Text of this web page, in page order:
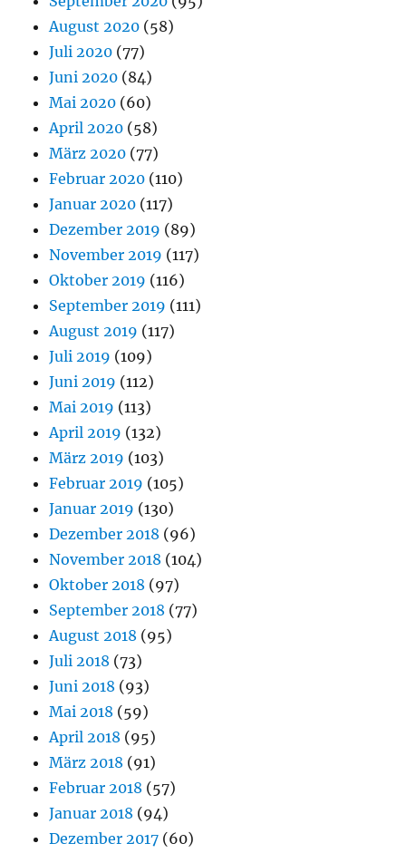
August 2020 (58)
Juli 2020 (77)
Juni 2020 (84)
Mai 2020 (60)
April 2020 (58)
März 2020 (77)
Februar 2020 (110)
Januar 2020 (117)
Dezember 2019 (89)
November 2019 (117)
Oktober 2019 (116)
September 2019 (111)
August 2019 (117)
Juli 2019 (109)
Juni 2019 (112)
Mai 2019 (113)
April 2019 (132)
März 2019 (103)
Februar 2019 (105)
Januar 2019 (130)
Dezember 2018 (96)
November 2018 (104)
Oktober 2018 (97)
September 2018 (77)
August 2018 (95)
Juli 2018 (73)
Juni 2018 (93)
Mai 2018 (59)
April 2018 (95)
März 2018 (91)
Februar 2018 (57)
Januar 2018 (94)
Dezember 2017 (60)